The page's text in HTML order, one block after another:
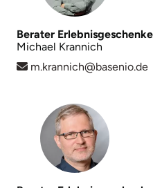
Berater Erlebnisgeschenke
Michael Krannich
m.krannich@basenio.de
Odenwald
Oldenburg
Osnabrück